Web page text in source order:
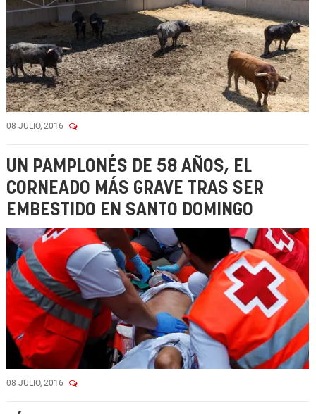
08 JULIO, 2016
UN PAMPLONÉS DE 58 AÑOS, EL
CORNEADO MÁS GRAVE TRAS SER
EMBESTIDO EN SANTO DOMINGO
08 JULIO, 2016